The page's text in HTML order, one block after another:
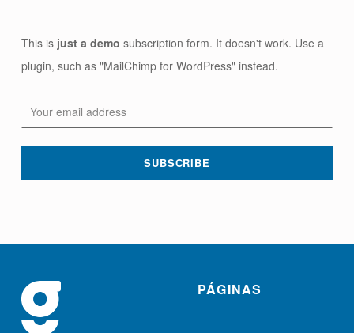
This is just a demo subscription form. It doesn't work. Use a
plugin, such as "MailChimp for WordPress" instead.
PÁGINAS